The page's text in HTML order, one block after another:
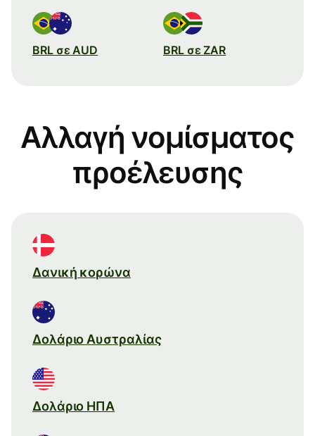
BRL σε AUD BRL σε ZAR
Αλλαγή νομίσματος
προέλευσης
Δανική κορώνα
Δολάριο Αυστραλίας
Δολάριο ΗΠΑ